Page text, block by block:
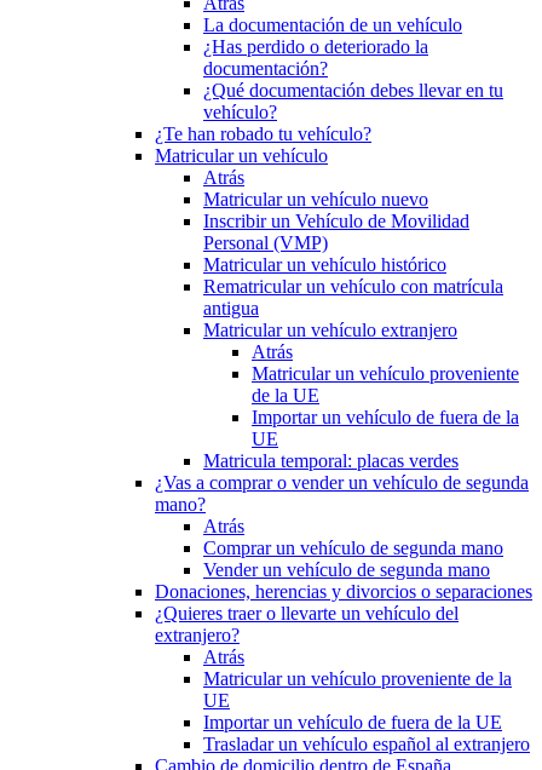
La documentación de un vehículo
¿Has perdido o deteriorado la
documentación?
¿Qué documentación debes llevar en tu
vehículo?
¿Te han robado tu vehículo?
Matricular un vehículo
Atrás
Matricular un vehículo nuevo
Inscribir un Vehículo de Movilidad
Personal (VMP)
Matricular un vehículo histórico
Rematricular un vehículo con matrícula
antigua
Matricular un vehículo extranjero
Atrás
Matricular un vehículo proveniente
de la UE
Importar un vehículo de fuera de la
UE
Matricula temporal: placas verdes
¿Vas a comprar o vender un vehículo de segunda
mano?
Atrás
Comprar un vehículo de segunda mano
Vender un vehículo de segunda mano
Donaciones, herencias y divorcios o separaciones
¿Quieres traer o llevarte un vehículo del
extranjero?
Atrás
Matricular un vehículo proveniente de la
UE
Importar un vehículo de fuera de la UE
Trasladar un vehículo español al extranjero